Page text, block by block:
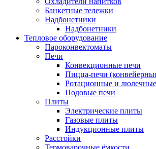
Банкетные тележки
Надбонетники
Надбонетники
Тепловое оборудование
Пароконвектоматы
Печи
Конвекционные печи
Пицца-печи
Ротационные и
Подовые печи
Плиты
Электрические плиты
Газовые плиты
Индукционные плиты
Расстойки
Термоварочные ёмкости